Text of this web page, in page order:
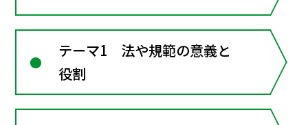
テーマ1 法や規範の意義と
役割